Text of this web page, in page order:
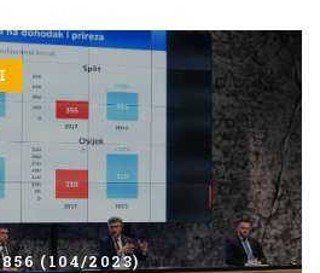
(104/2023)